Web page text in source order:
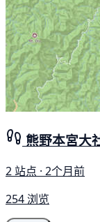
熊野本宮大
2 站点 · 2个月前
254 浏览